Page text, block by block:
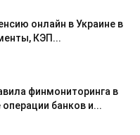
онлайн в Украине в
КЭП...
финмониторинга в
операции банков и...